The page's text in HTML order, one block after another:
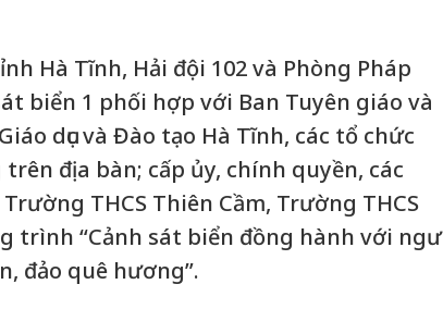
Hà Tĩnh, Hải đội 102 và Phòng Pháp
biển 1 phối hợp với Ban Tuyên giáo và
dục và Đào tạo Hà Tĩnh, các tổ chức
địa bàn; cấp ủy, chính quyền, các
THCS Thiên Cầm, Trường THCS
trình “Cảnh sát biển đồng hành với ngư
đảo quê hương”.